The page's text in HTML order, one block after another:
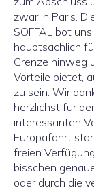
zwar in Paris.
SOFFAL bot
hauptsächlich
Grenze hinweg
Vorteile bietet,
zu sein. Wir
herzlichst für
interessanten
Europafahrt
freien
bisschen
oder durch die